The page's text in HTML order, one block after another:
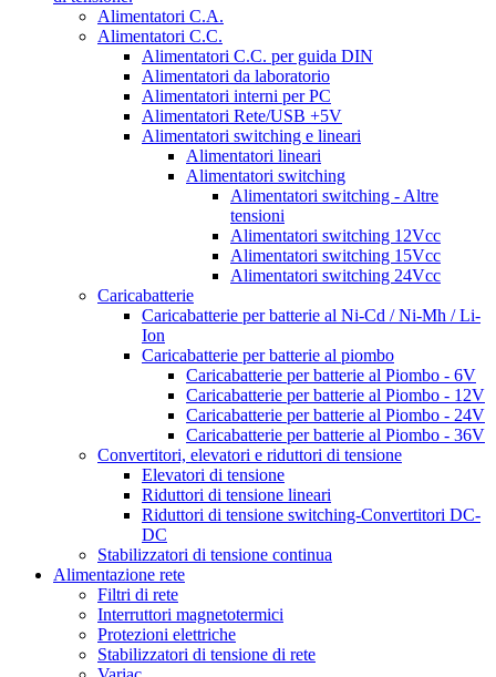
Alimentatori C.A.
Alimentatori C.C.
Alimentatori C.C. per guida DIN
Alimentatori da laboratorio
Alimentatori interni per PC
Alimentatori Rete/USB +5V
Alimentatori switching e lineari
Alimentatori lineari
Alimentatori switching
Alimentatori switching - Altre
tensioni
Alimentatori switching 12Vcc
Alimentatori switching 15Vcc
Alimentatori switching 24Vcc
Caricabatterie
Caricabatterie per batterie al Ni-Cd / Ni-Mh / Li-
Ion
Caricabatterie per batterie al piombo
Caricabatterie per batterie al Piombo - 6V
Caricabatterie per batterie al Piombo - 12V
Caricabatterie per batterie al Piombo - 24V
Caricabatterie per batterie al Piombo - 36V
Convertitori, elevatori e riduttori di tensione
Elevatori di tensione
Riduttori di tensione lineari
Riduttori di tensione switching-Convertitori DC-
DC
Stabilizzatori di tensione continua
Alimentazione rete
Filtri di rete
Interruttori magnetotermici
Protezioni elettriche
Stabilizzatori di tensione di rete